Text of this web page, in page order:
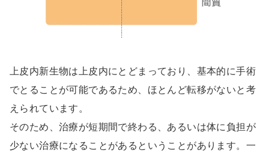
上皮内新生物は上皮内にとどまっており、基本的に手術
でとることが可能であるため、ほとんど転移がないと考
えられています。
そのため、治療が短期間で終わる、あるいは体に負担が
少ない治療になることがあるということがあります。一